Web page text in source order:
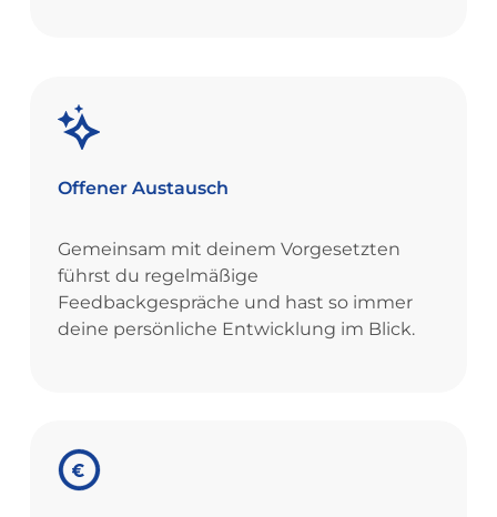
Offener Austausch
Gemeinsam mit deinem Vorgesetzten
führst du regelmäßige
Feedbackgespräche und hast so immer
deine persönliche Entwicklung im Blick.